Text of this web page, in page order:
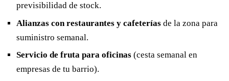
previsibilidad de stock.
Alianzas con restaurantes y cafeterías de la zona para
suministro semanal.
Servicio de fruta para oficinas (cesta semanal en
empresas de tu barrio).